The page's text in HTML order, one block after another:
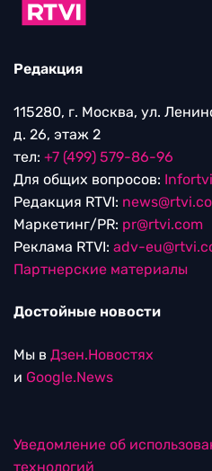
Редакция
115280, г. Москва, ул.
д. 26, этаж 2
тел: +7 (499) 579-86-96
Для общих вопросов:
Редакция RTVI:
Маркетинг/PR: pr@rtvi.com
Реклама RTVI: adv-
Партнерские материалы
Достойные новости
Мы в Дзен.Новостях
и Google.News
Уведомление об
технологий